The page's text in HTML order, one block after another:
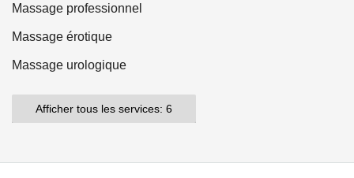
Massage professionnel
Massage érotique
Massage urologique
Afficher tous les services: 6